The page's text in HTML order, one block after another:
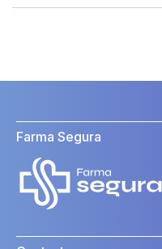
Farma Segura